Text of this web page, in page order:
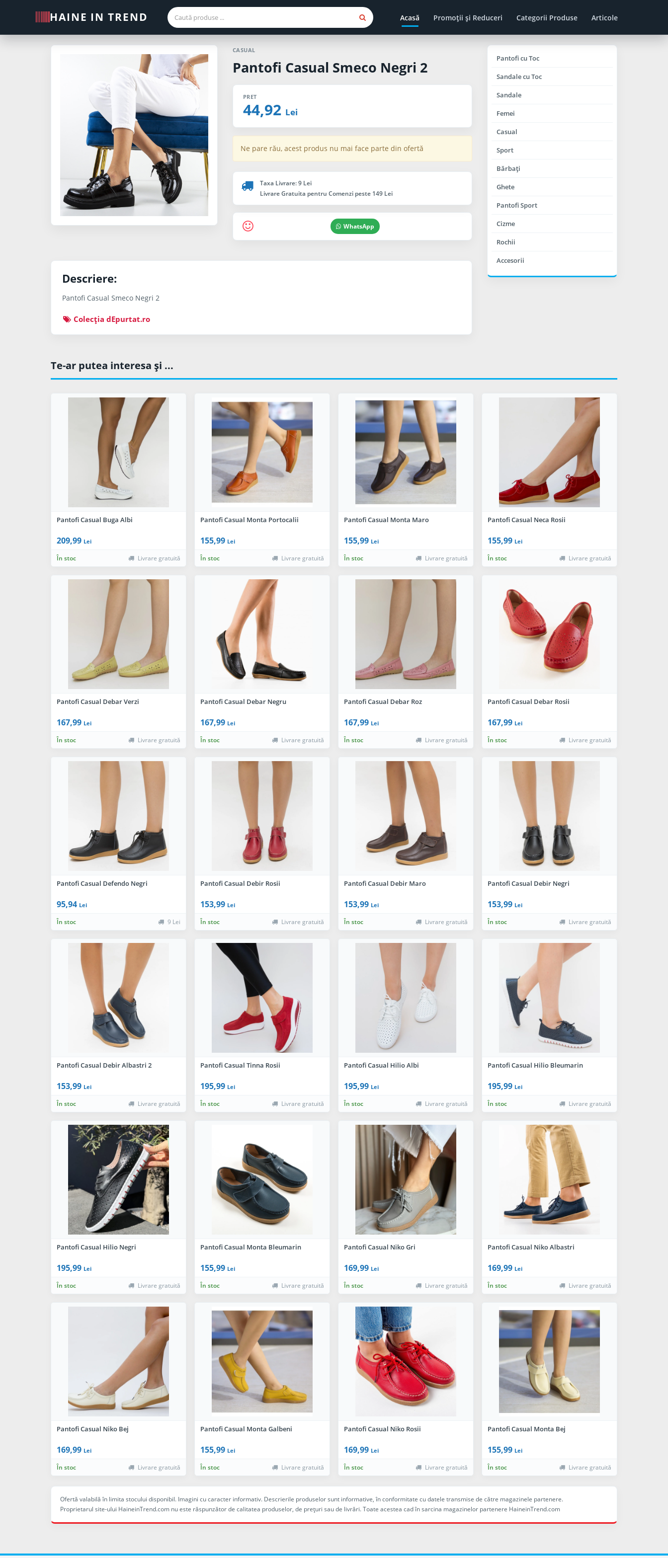
HAINE IN TREND Acasă Promoţii şi Reduceri Categorii Produse Articole
CASUAL
Pantofi Casual Smeco Negri 2
PRET
44,92 Lei
Ne pare rău, acest produs nu mai face parte din ofertă
Taxa Livrare: 9 Lei
Livrare Gratuita pentru Comenzi peste 149 Lei
WhatsApp
Descriere:
Pantofi Casual Smeco Negri 2
Colecţia dEpurtat.ro
Pantofi cu Toc
Sandale cu Toc
Sandale
Femei
Casual
Sport
Bărbaţi
Ghete
Pantofi Sport
Cizme
Rochii
Accesorii
Te-ar putea interesa şi ...
Pantofi Casual Buga Albi
209,99 Lei
În stoc Livrare gratuită
Pantofi Casual Monta Portocalii
155,99 Lei
În stoc Livrare gratuită
Pantofi Casual Monta Maro
155,99 Lei
În stoc Livrare gratuită
Pantofi Casual Neca Rosii
155,99 Lei
În stoc Livrare gratuită
Pantofi Casual Debar Verzi
167,99 Lei
În stoc Livrare gratuită
Pantofi Casual Debar Negru
167,99 Lei
În stoc Livrare gratuită
Pantofi Casual Debar Roz
167,99 Lei
În stoc Livrare gratuită
Pantofi Casual Debar Rosii
167,99 Lei
În stoc Livrare gratuită
Pantofi Casual Defendo Negri
95,94 Lei
În stoc 9 Lei
Pantofi Casual Debir Rosii
153,99 Lei
În stoc Livrare gratuită
Pantofi Casual Debir Maro
153,99 Lei
În stoc Livrare gratuită
Pantofi Casual Debir Negri
153,99 Lei
În stoc Livrare gratuită
Pantofi Casual Debir Albastri 2
153,99 Lei
În stoc Livrare gratuită
Pantofi Casual Tinna Rosii
195,99 Lei
În stoc Livrare gratuită
Pantofi Casual Hilio Albi
195,99 Lei
În stoc Livrare gratuită
Pantofi Casual Hilio Bleumarin
195,99 Lei
În stoc Livrare gratuită
Pantofi Casual Hilio Negri
195,99 Lei
În stoc Livrare gratuită
Pantofi Casual Monta Bleumarin
155,99 Lei
În stoc Livrare gratuită
Pantofi Casual Niko Gri
169,99 Lei
În stoc Livrare gratuită
Pantofi Casual Niko Albastri
169,99 Lei
În stoc Livrare gratuită
Pantofi Casual Niko Bej
169,99 Lei
În stoc Livrare gratuită
Pantofi Casual Monta Galbeni
155,99 Lei
În stoc Livrare gratuită
Pantofi Casual Niko Rosii
169,99 Lei
În stoc Livrare gratuită
Pantofi Casual Monta Bej
155,99 Lei
În stoc Livrare gratuită
Ofertă valabilă în limita stocului disponibil. Imagini cu caracter informativ. Descrierile produselor sunt informative, în conformitate cu datele transmise de către magazinele partenere.
Proprietarul site-ului HaineinTrend.com nu este răspunzător de calitatea produselor, de preţuri sau de livrări. Toate acestea cad în sarcina magazinelor partenere HaineinTrend.com